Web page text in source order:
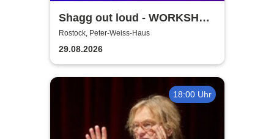
Shagg out loud - WORKSHOP
+ Social Dance | Peter Weiss
Haus Rostock
Rostock, Peter-Weiss-Haus
29.08.2026
18:00 Uhr